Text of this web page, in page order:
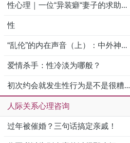
性心理｜一位“异装癖“妻子的求助...
性
“乱伦”的内在声音（上）：中外神...
爱情杀手：性冷淡为哪般？
初次约会就发生性行为是不是很糟...
人际关系心理咨询
过年被催婚？三句话搞定亲戚！